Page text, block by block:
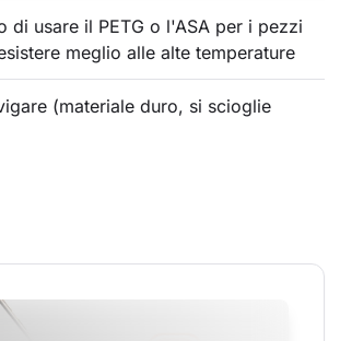
di usare il PETG o l'ASA per i pezzi
meglio alle alte temperature
(materiale duro, si scioglie